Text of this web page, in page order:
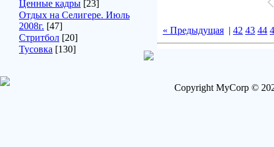
Ценные кадры [23]
Отдых на Селигере. Июль
2008г. [47]
Стритбол [20]
Тусовка [130]
« Предыдущая | 42 43 44
Copyright MyCorp ©